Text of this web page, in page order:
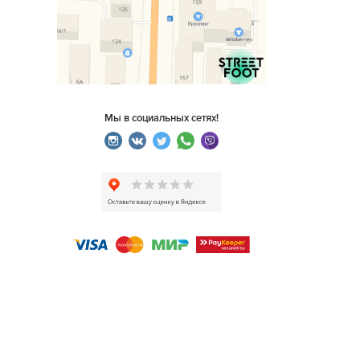
Мы в социальных сетях!